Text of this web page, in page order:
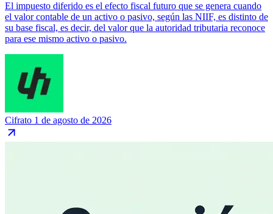
El impuesto diferido es el efecto fiscal futuro que se genera cuando
el valor contable de un activo o pasivo, según las NIIF, es distinto de
su base fiscal, es decir, del valor que la autoridad tributaria reconoce
para ese mismo activo o pasivo.
Cifrato 1 de agosto de 2026